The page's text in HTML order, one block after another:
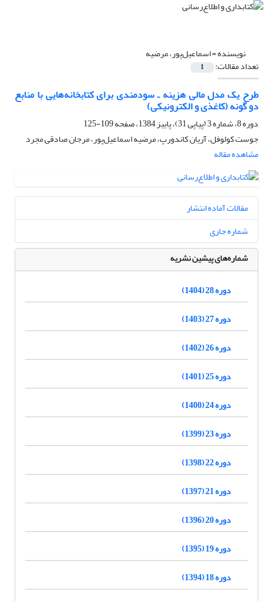
نویسنده =اسماعیل‌پور، مرضیه
تعداد مقالات: 1
طرح یک مدل مالی هزینه ـ سودمندی برای کتابخانه‌هایی با منابع
دو گونه (کاغذی و الکترونیکی)
دوره 8، شماره 3 (پیاپی 31)، پاییز 1384، صفحه
109-125
جوست کولوفل، آریان کاندورپ، مرضیه اسماعیل‌پور، مرجان صادقی مجرد
مشاهده مقاله
مقالات آماده انتشار
شماره جاری
شماره‌های پیشین نشریه
دوره 28 (1404)
دوره 27 (1403)
دوره 26 (1402)
دوره 25 (1401)
دوره 24 (1400)
دوره 23 (1399)
دوره 22 (1398)
دوره 21 (1397)
دوره 20 (1396)
دوره 19 (1395)
دوره 18 (1394)